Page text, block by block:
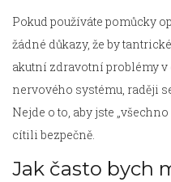
Pokud používáte pomůcky
žádné důkazy, že by
akutní zdravotní problémy v
nervového systému, raději
Nejde o to, aby jste
cítili bezpečně.
Jak často bych